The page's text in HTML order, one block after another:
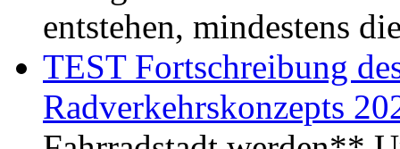
entstehen, mindestens
TEST Fortschreibung
Radverkehrskonzepts